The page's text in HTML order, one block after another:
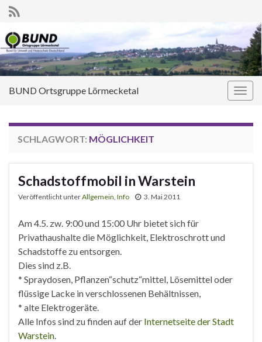
BUND Ortsgruppe Lörmecketal
SCHLAGWORT: MÖGLICHKEIT
Schadstoffmobil in Warstein
Veröffentlicht unterAllgemein, Info 3. Mai 2011
Am 4.5. zw. 9:00 und 15:00 Uhr bietet sich für
Privathaushalte die Möglichkeit, Elektroschrott und
Schadstoffe zu entsorgen.
Dies sind z.B.
* Spraydosen, Pflanzen“schutz“mittel, Lösemittel oder
flüssige Lacke in verschlossenen Behältnissen,
* alte Elektrogeräte.
Alle Infos sind zu finden auf der Internetseite der Stadt
Warstein.